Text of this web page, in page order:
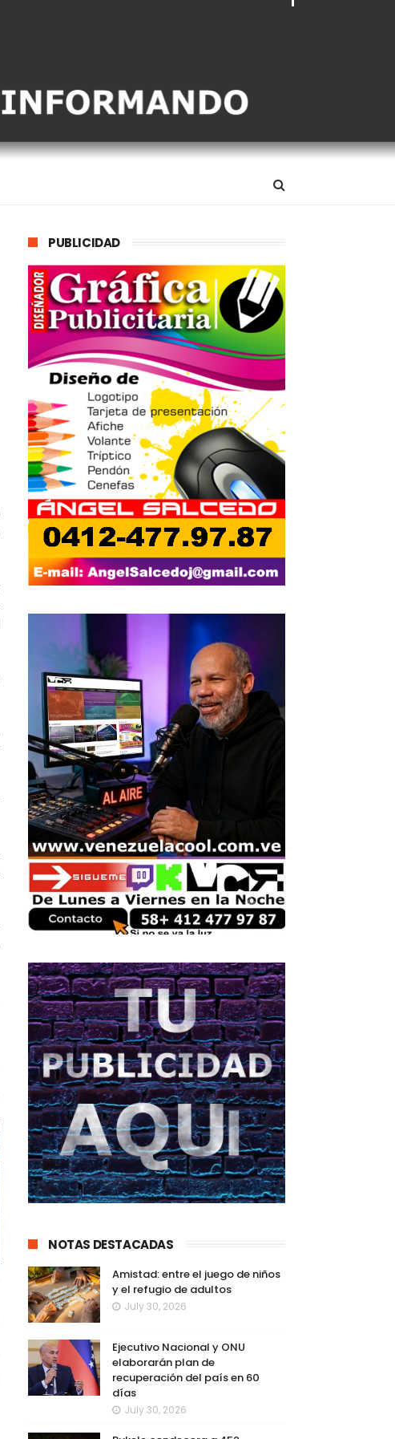
PUBLICIDAD
NOTAS DESTACADAS
Amistad: entre el juego de niños
y el refugio de adultos
July 30, 2026
Ejecutivo Nacional y ONU
elaborarán plan de
recuperación del país en 60
días
July 30, 2026